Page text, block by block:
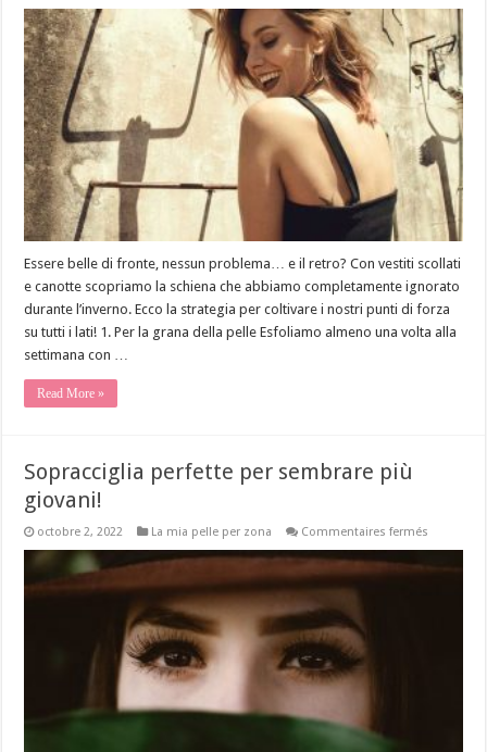
ottenere
una
bella
schiena?
Essere belle di fronte, nessun problema… e il retro? Con vestiti scollati
e canotte scopriamo la schiena che abbiamo completamente ignorato
durante l’inverno. Ecco la strategia per coltivare i nostri punti di forza
su tutti i lati! 1. Per la grana della pelle Esfoliamo almeno una volta alla
settimana con …
Read More »
Sopracciglia perfette per sembrare più
giovani!
octobre 2, 2022 La mia pelle per zona Commentaires fermés
per